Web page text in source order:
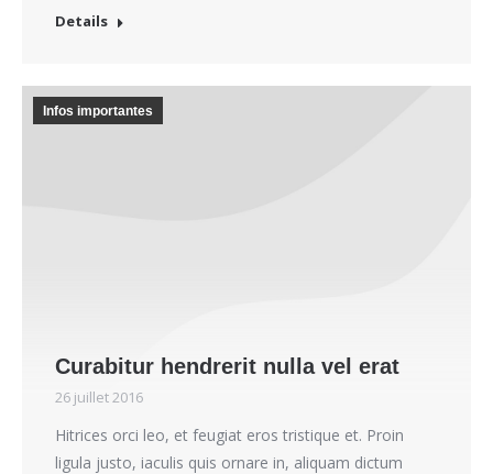
Details
Infos importantes
Curabitur hendrerit nulla vel erat
26 juillet 2016
Hitrices orci leo, et feugiat eros tristique et. Proin
ligula justo, iaculis quis ornare in, aliquam dictum